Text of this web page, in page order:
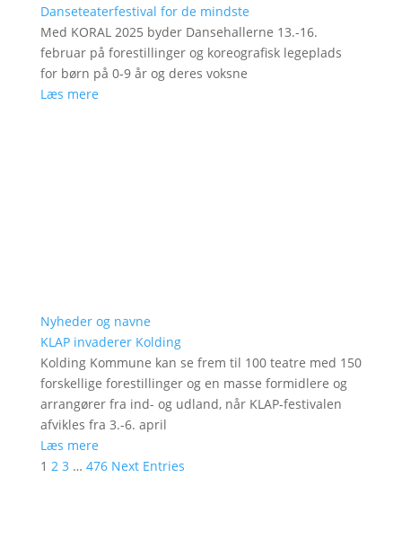
Danseteaterfestival for de mindste
Med KORAL 2025 byder Dansehallerne 13.-16.
februar på forestillinger og koreografisk legeplads
for børn på 0-9 år og deres voksne
Læs mere
Nyheder og navne
KLAP invaderer Kolding
Kolding Kommune kan se frem til 100 teatre med 150
forskellige forestillinger og en masse formidlere og
arrangører fra ind- og udland, når KLAP-festivalen
afvikles fra 3.-6. april
Læs mere
1 2 3 … 476 Next Entries